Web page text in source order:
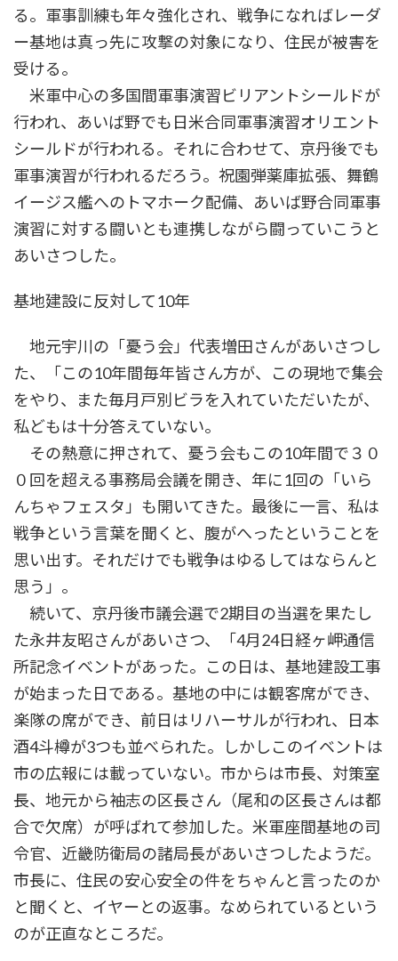
る。軍事訓練も年々強化され、戦争になればレーダ
ー基地は真っ先に攻撃の対象になり、住民が被害を
受ける。
米軍中心の多国間軍事演習ビリアントシールドが
行われ、あいば野でも日米合同軍事演習オリエント
シールドが行われる。それに合わせて、京丹後でも
軍事演習が行われるだろう。祝園弾薬庫拡張、舞鶴
イージス艦へのトマホーク配備、あいば野合同軍事
演習に対する闘いとも連携しながら闘っていこうと
あいさつした。
基地建設に反対して10年
地元宇川の「憂う会」代表増田さんがあいさつし
た、「この10年間毎年皆さん方が、この現地で集会
をやり、また毎月戸別ビラを入れていただいたが、
私どもは十分答えていない。
その熱意に押されて、憂う会もこの10年間で３０
０回を超える事務局会議を開き、年に1回の「いら
んちゃフェスタ」も開いてきた。最後に一言、私は
戦争という言葉を聞くと、腹がへったということを
思い出す。それだけでも戦争はゆるしてはならんと
思う」。
続いて、京丹後市議会選で2期目の当選を果たし
た永井友昭さんがあいさつ、「4月24日経ヶ岬通信
所記念イベントがあった。この日は、基地建設工事
が始まった日である。基地の中には観客席ができ、
楽隊の席ができ、前日はリハーサルが行われ、日本
酒4斗樽が3つも並べられた。しかしこのイベントは
市の広報には載っていない。市からは市長、対策室
長、地元から袖志の区長さん（尾和の区長さんは都
合で欠席）が呼ばれて参加した。米軍座間基地の司
令官、近畿防衛局の諸局長があいさつしたようだ。
市長に、住民の安心安全の件をちゃんと言ったのか
と聞くと、イヤーとの返事。なめられているという
のが正直なところだ。